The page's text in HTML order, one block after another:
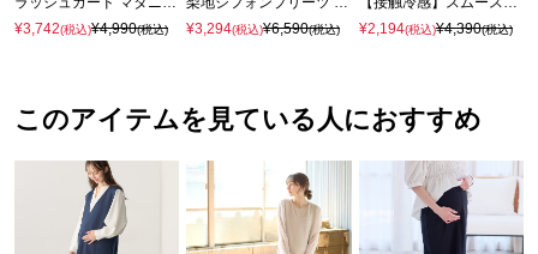
¥3,742(税込)¥4,990(税込)
¥3,294(税込)¥6,590(税込)
¥2,194(税込)¥4,390(税込)
このアイテムを見ている人におすすめ